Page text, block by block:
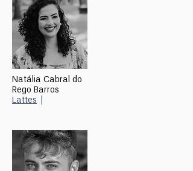
Natália Cabral do
Rego Barros
Lattes